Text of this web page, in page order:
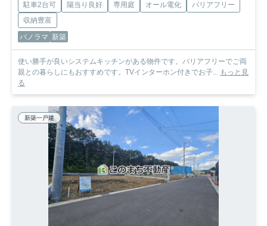
駐車2台可 陽当り良好 専用庭 オール電化
バリアフリー
収納豊富
パノラマ 新築
使い勝手が良いシステムキッチンがある物件です。バリアフリーでご両
親との暮らしにもおすすめです。TVインターホン付きでお子... もっと見
る
新築一戸建